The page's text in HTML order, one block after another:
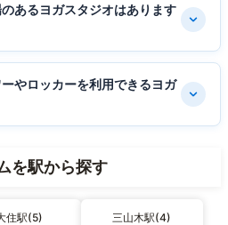
あるヨガスタジオはあります
やロッカーを利用できるヨガ
を駅から探す
住駅(5) 三山木駅(4)